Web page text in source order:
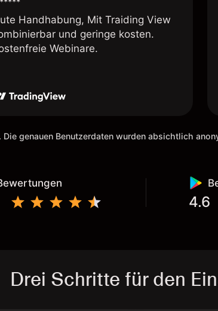
Handhabung, Mit Traiding View
und geringe kosten.
Webinare.
genauen Benutzerdaten wurden absichtlich
4.6
Drei Schritte für den